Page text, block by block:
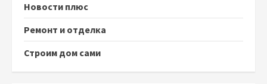
Новости плюс
Ремонт и отделка
Строим дом сами